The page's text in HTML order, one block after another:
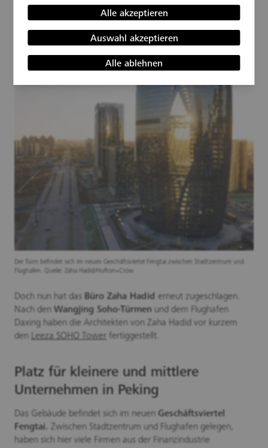
weitere InformationenAlle akzeptieren
Auswahl akzeptieren
Alle ablehnen
Pekings Himmel ragt. Es gäbe so viel zu erzählen.
Der Turm befindet sich im neuen Geschäftsviertel Fengtai zwischen Stadtzentrum und
Flughafen. Quelle: Zaha Hadid/Hufton+Crow
Doch nun hat das Büro Zaha Hadid erneut zugeschlagen.
Nach den Wangjing Soho-Türmen und dem Flughafen
Daxing haben die Architekten von Zaha Hadid vor kurzem
den Leeza SOHO Tower fertiggestellt.
Platz für kleinere und mittlere
Unternehmen in Peking
Das Gebäude befindet sich im neuen Geschäftsviertel
Fengtai. Zwischen Stadtzentrum und Flughafen gelegen,
haben sich hier viele Firmen aus der Finanzindustrie